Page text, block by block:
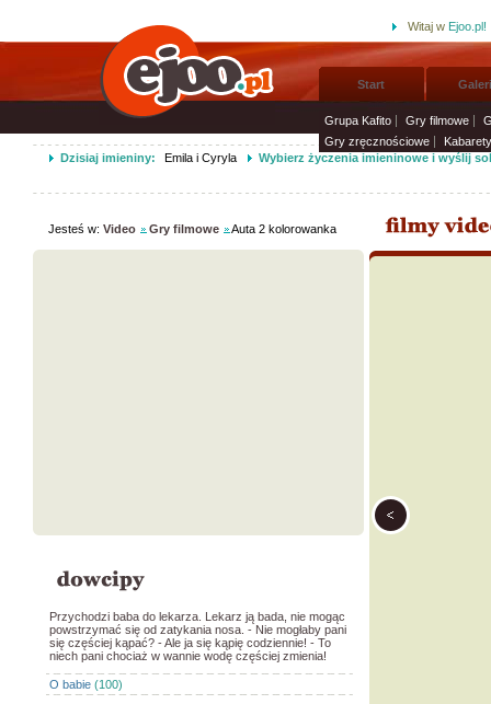
Witaj w Ejoo.pl!
Start
Grupa Kafito Gry filmowe
Gry zręcznościowe
Kabarety
Dzisiaj imieniny:
Emila i Cyryla Wybierz życzenia imieninowe i wyślij
Jesteś w:Video Gry filmowe Auta 2 kolorowanka
Przychodzi baba do lekarza. Lekarz ją bada, nie mogąc
powstrzymać się od zatykania nosa. - Nie mogłaby pani
się częściej kąpać? - Ale ja się kąpię codziennie! - To
niech pani chociaż w wannie wodę częściej zmienia!
O babie (100)